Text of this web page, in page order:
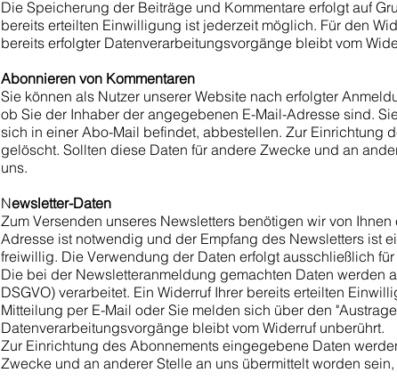
Die Speicherung der Beiträge und Kommentare erfolgt auf
bereits erteilten Einwilligung ist jederzeit möglich. Für den
bereits erfolgter Datenverarbeitungsvorgänge bleibt vom
Abonnieren von Kommentaren
Sie können als Nutzer unserer Website nach erfolgter
ob Sie der Inhaber der angegebenen E-Mail-Adresse sind.
sich in einer Abo-Mail befindet, abbestellen. Zur Einrichtung
gelöscht. Sollten diese Daten für andere Zwecke und an
uns.
Newsletter-Daten
Zum Versenden unseres Newsletters benötigen wir von
Adresse ist notwendig und der Empfang des Newsletters ist
freiwillig. Die Verwendung der Daten erfolgt ausschließlich
Die bei der Newsletteranmeldung gemachten Daten werden
DSGVO) verarbeitet. Ein Widerruf Ihrer bereits erteilten
Mitteilung per E-Mail oder Sie melden sich über den
Datenverarbeitungsvorgänge bleibt vom Widerruf unberührt.
Zur Einrichtung des Abonnements eingegebene Daten
Zwecke und an anderer Stelle an uns übermittelt worden